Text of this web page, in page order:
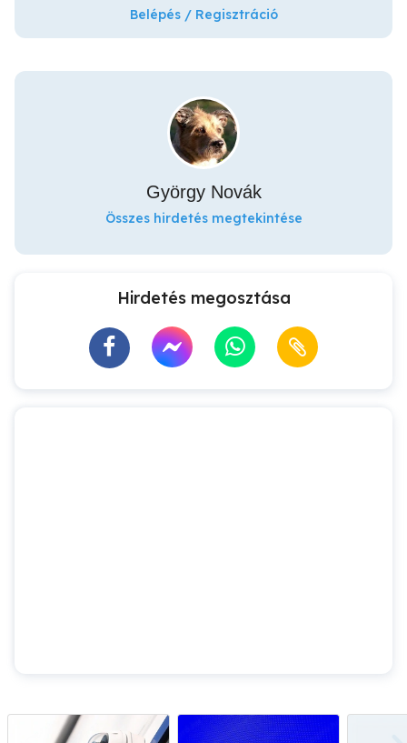
Belépés / Regisztráció
György Novák
Összes hirdetés megtekintése
Hirdetés megosztása